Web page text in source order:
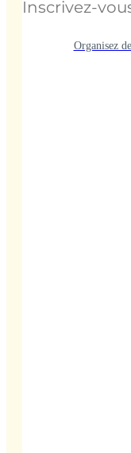
Inscrivez-